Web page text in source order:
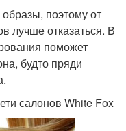
поэтому от
лучше отказаться. В
поможет
будто пряди
салонов White Fox